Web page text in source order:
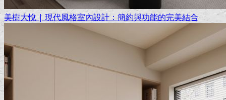
美樹大悅 | 現代風格室內設計：簡約與功能的完美結合